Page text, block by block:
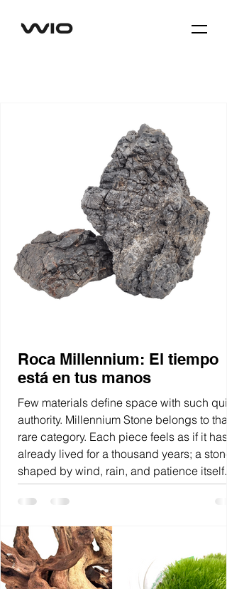
Roca Millennium: El tiempo
está en tus manos
Few materials define space with such
authority. Millennium Stone belongs to that
rare category. Each piece feels as if it has
already lived for a thousand years; a stone
shaped by wind, rain, and patience itself.
With cracked plates, softened edges, and
tranquil greys dusted with warm browns,
fragment of time you can hold.